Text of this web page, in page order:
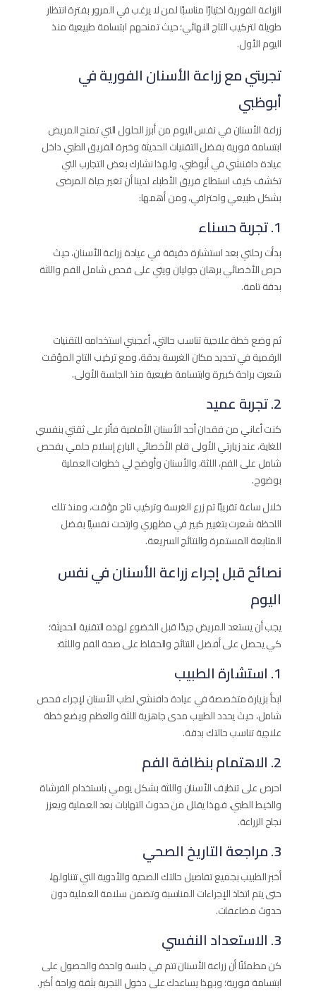
الزراعة الفورية اختيارًا مناسبًا لمن لا يرغب في المرور بفترة انتظار
طويلة لتركيب التاج النهائي؛ حيث تمنحهم ابتسامة طبيعية منذ
اليوم الأول.
تجربتي مع زراعة الأسنان الفورية في
أبوظبي
زراعة الأسنان في نفس اليوم من أبرز الحلول التي تمنح المريض
ابتسامة فورية بفضل التقنيات الحديثة وخبرة الفريق الطبي داخل
عيادة دافنشي في أبوظبي، ولهذا نشارك بعض التجارب التي
تكشف كيف استطاع فريق الأطباء لدينا أن تغير حياة المرضى
بشكل طبيعي واحترافي، ومن أهمها:
1. تجربة حسناء
بدأت رحلتي بعد استشارة دقيقة في عيادة زراعة الأسنان، حيث
حرص الأخصائي برهان جوليان ويتي على فحص شامل للفم واللثة
بدقة تامة.
ثم وضع خطة علاجية تناسب حالتي، أعجبني استخدامه للتقنيات
الرقمية في تحديد مكان الغرسة بدقة، ومع تركيب التاج المؤقت
شعرت براحة كبيرة وابتسامة طبيعية منذ الجلسة الأولى.
2. تجربة عميد
كنت أعاني من فقدان أحد الأسنان الأمامية فأثر على ثقتي بنفسي
للغاية، عند زيارتي الأولى قام الأخصائي البارع إسلام حلمي بفحص
شامل على الفم، اللثة، والأسنان وأوضح لي خطوات العملية
بوضوح.
خلال ساعة تقريبًا تم زرع الغرسة وتركيب تاج مؤقت، ومنذ تلك
اللحظة شعرت بتغيير كبير في مظهري وارتحت نفسيًا بفضل
المتابعة المستمرة والنتائج السريعة.
نصائح قبل إجراء زراعة الأسنان في نفس
اليوم
يجب أن يستعد المريض جيدًا قبل الخضوع لهذه التقنية الحديثة؛
كي يحصل على أفضل النتائج والحفاظ على صحة الفم واللثة:
1. استشارة الطبيب
ابدأ بزيارة متخصصة في عيادة دافنشي لطب الأسنان لإجراء فحص
شامل، حيث يحدد الطبيب مدى جاهزية اللثة والعظم ويضع خطة
علاجية تناسب حالتك بدقة.
2. الاهتمام بنظافة الفم
احرص على تنظيف الأسنان واللثة بشكل يومي باستخدام الفرشاة
والخيط الطبي، فهذا يقلل من حدوث التهابات بعد العملية ويعزز
نجاح الزراعة.
3. مراجعة التاريخ الصحي
أخبر الطبيب بجميع تفاصيل حالتك الصحية والأدوية التي تتناولها،
حتى يتم اتخاذ الإجراءات المناسبة وتضمن سلامة العملية دون
حدوث مضاعفات.
3. الاستعداد النفسي
كن مطمئنًا أن زراعة الأسنان تتم في جلسة واحدة والحصول على
ابتسامة فورية؛ وبهذا يساعدك على دخول التجربة بثقة وراحة أكبر.